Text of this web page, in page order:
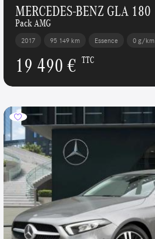
MERCEDES-BENZ GLA 180
Pack AMG
2017 95 149 km Essence 0 g/km
19 490 € TTC